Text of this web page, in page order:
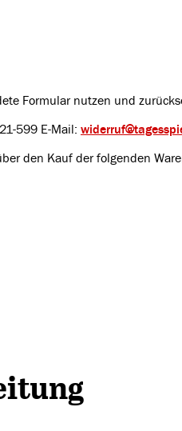
Formular nutzen und
599 E-Mail:
den Kauf der folgenden